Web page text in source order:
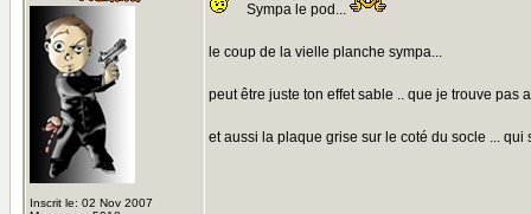
Inscrit le: 02 Nov 2007
Sympa le pod...
le coup de la vielle planche sympa...
peut être juste ton effet sable .. que je trouve
et aussi la plaque grise sur le coté du socle ... qui